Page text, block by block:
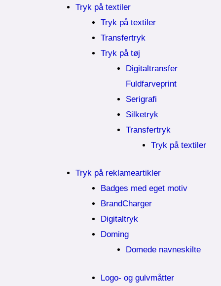
Tryk på textiler
Tryk på textiler
Transfertryk
Tryk på tøj
Digitaltransfer
Fuldfarveprint
Serigrafi
Silketryk
Transfertryk
Tryk på textiler
Tryk på reklameartikler
Badges med eget motiv
BrandCharger
Digitaltryk
Doming
Domede navneskilte
Logo- og gulvmåtter